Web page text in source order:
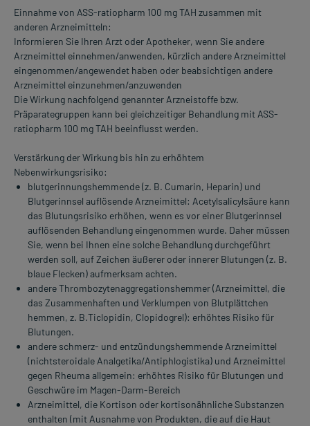
Einnahme von ASS-ratiopharm 100 mg TAH zusammen mit
anderen Arzneimitteln:
Informieren Sie Ihren Arzt oder Apotheker, wenn Sie andere
Arzneimittel einnehmen/anwenden, kürzlich andere Arzneimittel
eingenommen/angewendet haben oder beabsichtigen andere
Arzneimittel einzunehmen/anzuwenden
Die Wirkung nachfolgend genannter Arzneistoffe bzw.
Präparategruppen kann bei gleichzeitiger Behandlung mit ASS-
ratiopharm 100 mg TAH beeinflusst werden.
Verstärkung der Wirkung bis hin zu erhöhtem
Nebenwirkungsrisiko:
blutgerinnungshemmende (z. B. Cumarin, Heparin) und
Blutgerinnsel auflösende Arzneimittel: Acetylsalicylsäure kann
das Blutungsrisiko erhöhen, wenn es vor einer Blutgerinnsel
auflösenden Behandlung eingenommen wurde. Daher müssen
Sie, wenn bei Ihnen eine solche Behandlung durchgeführt
werden soll, auf Zeichen äußerer oder innerer Blutungen (z. B.
blaue Flecken) aufmerksam achten.
andere Thrombozytenaggregationshemmer (Arzneimittel, die
das Zusammenhaften und Verklumpen von Blutplättchen
hemmen, z. B.Ticlopidin, Clopidogrel): erhöhtes Risiko für
Blutungen.
andere schmerz- und entzündungshemmende Arzneimittel
(nichtsteroidale Analgetika/Antiphlogistika) und Arzneimittel
gegen Rheuma allgemein: erhöhtes Risiko für Blutungen und
Geschwüre im Magen-Darm-Bereich
Arzneimittel, die Kortison oder kortisonähnliche Substanzen
enthalten (mit Ausnahme von Produkten, die auf die Haut